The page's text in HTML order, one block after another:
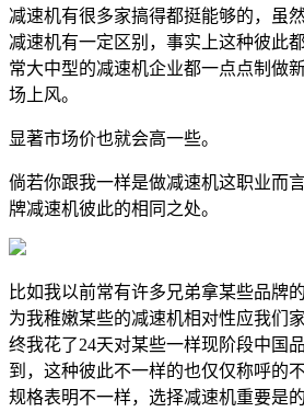
减速机有很多家搞得都挺能够的，虽
减速机有一定区别，事实上这种彼此
常大中型的减速机企业都一点点制做
场上风。
显著市场价也就会高一些。
倘若你跟我一样是做减速机这职业而
牌减速机彼此的相同之处。
比如我以前常有许多兄弟拿某些品牌
为我稚嫩某些的减速机相对性应我们
终我花了24天对某些一样现阶段中国
到，这种彼此不一样的也仅仅称呼的
规格表明不一样，选择减速机重要是